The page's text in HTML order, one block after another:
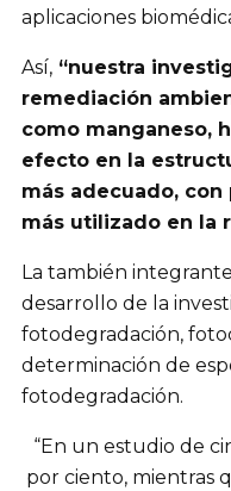
aplicaciones
Así, “nuestra
remediación
como manganeso,
efecto en la
más adecuado,
más utilizado en la
La también
desarrollo de la
fotodegradación,
determinación de
fotodegradación.
“En un estudio de
por ciento, mientras